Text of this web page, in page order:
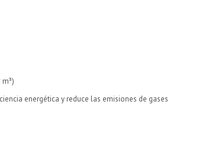
energética y reduce las emisiones de gases